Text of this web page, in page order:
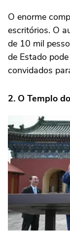
O enorme
escritórios. O
de 10 mil
de Estado
convidados
2. O Templo